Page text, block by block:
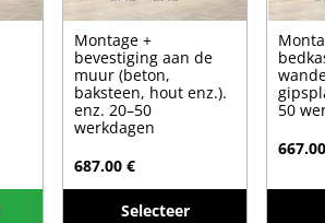
Montage +
bevestiging aan de
muur (beton,
baksteen, hout enz.).
enz. 20–50
werkdagen
687.00 €
Selecteer
50